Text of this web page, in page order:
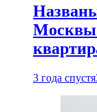
3 года спустя